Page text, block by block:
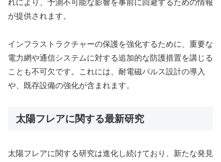
れにより、予測不可能な影響を事前に回避するための情報
が提供されます。
インフラストラクチャーの保護を強化するために、重要な
電力網や通信システムに対する追加的な防護措置を講じる
ことも不可欠です。これには、耐電磁パルス設計の導入
や、既存設備の強化が含まれます。
太陽フレアに関する最新研究
太陽フレアに関する研究は進化し続けており、新たな発見